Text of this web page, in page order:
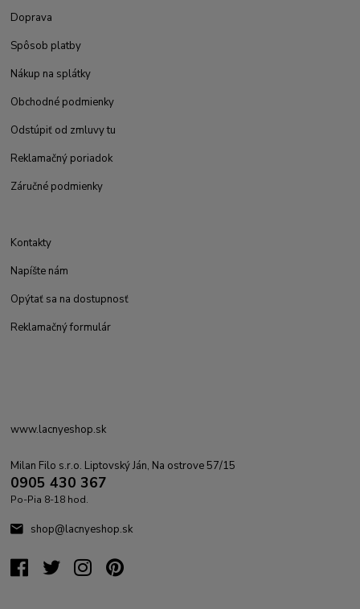
Doprava
Spôsob platby
Nákup na splátky
Obchodné podmienky
Odstúpiť od zmluvy tu
Reklamačný poriadok
Záručné podmienky
Kontakty
Napíšte nám
Opýtať sa na dostupnosť
Reklamačný formulár
www.lacnyeshop.sk
Milan Filo s.r.o. Liptovský Ján, Na ostrove 57/15
0905 430 367
Po-Pia 8-18 hod.
shop@lacnyeshop.sk